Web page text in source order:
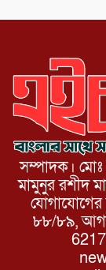
সম্পাদক। মোঃ
মামুনুর রশীদ
যোগাযোগের
৮৮/৮৯,